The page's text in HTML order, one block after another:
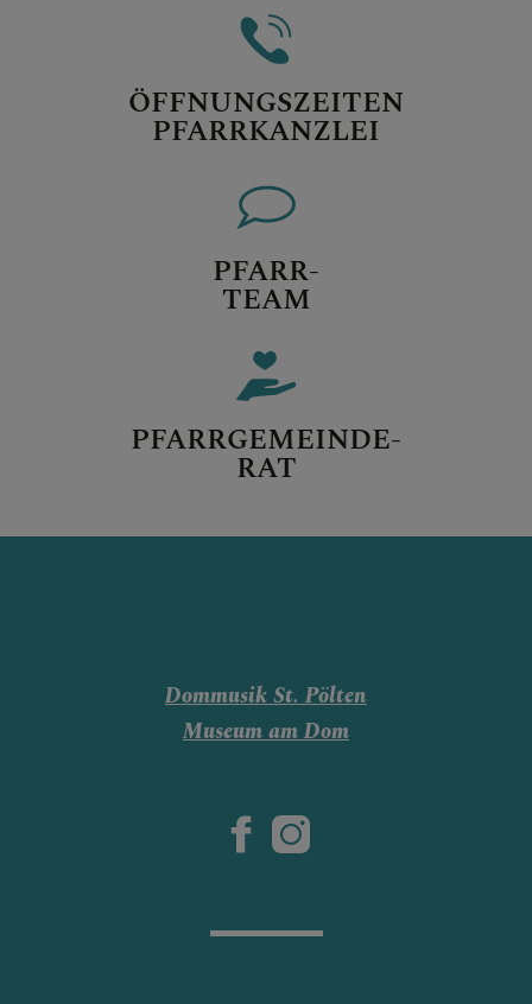
ÖFFNUNGSZEITEN
PFARRKANZLEI
PFARR-
TEAM
PFARRGEMEINDE-
RAT
Dommusik St. Pölten
Museum am Dom